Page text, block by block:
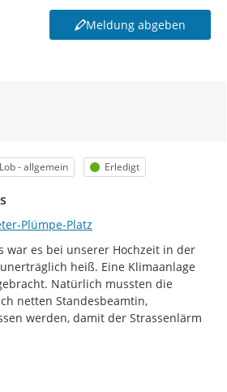
Meldung abgeben
Äußerung
- allgemein Status
Erledigt
Plümpe-Platz
war es bei unserer Hochzeit in der
heiß. Eine Klimaanlage
Natürlich mussten die
netten Standesbeamtin,
werden, damit der Strassenlärm